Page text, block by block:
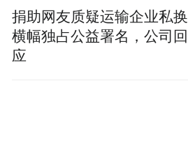
捐助网友质疑运输企业私换
横幅独占公益署名，公司回
应